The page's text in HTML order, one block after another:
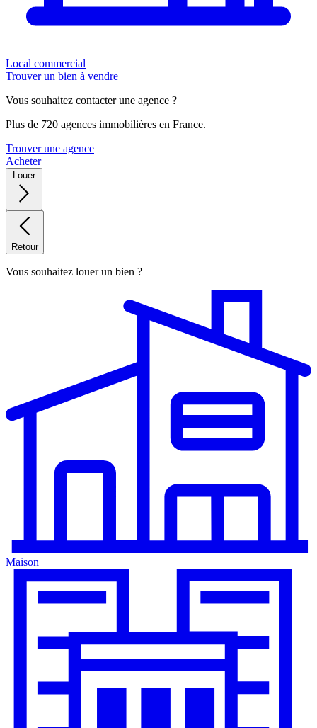
Local commercial
Trouver un bien à vendre
Vous souhaitez contacter une agence ?
Plus de 720 agences immobilières en France.
Trouver une agence
Acheter
Louer
Retour
Vous souhaitez louer un bien ?
Maison